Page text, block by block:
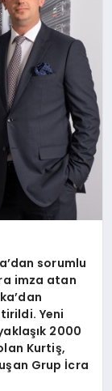
sorumlu
imza atan
Yeni
2000
Kurtiş,
Grup İcra